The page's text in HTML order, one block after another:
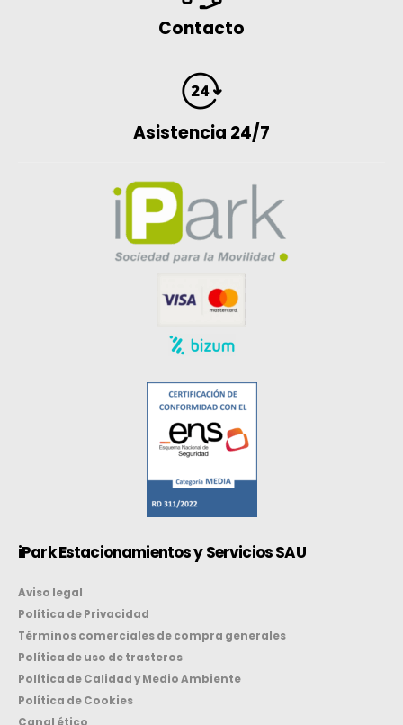
Contacto
Asistencia 24/7
iPark Estacionamientos y Servicios SAU
Aviso legal
Política de Privacidad
Términos comerciales de compra generales
Política de uso de trasteros
Política de Calidad y Medio Ambiente
Política de Cookies